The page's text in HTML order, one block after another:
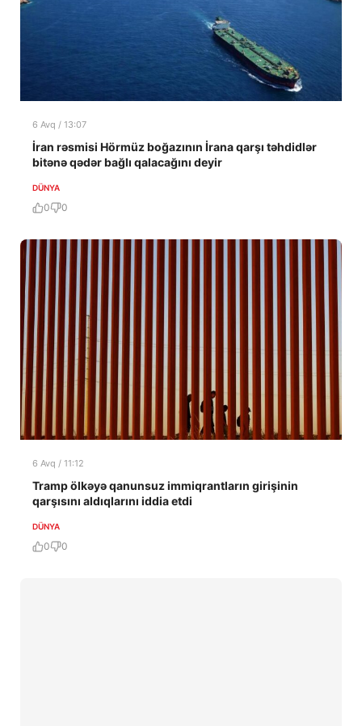
6 Avq / 13:07
İran rəsmisi Hörmüz boğazının İrana qarşı təhdidlər
bitənə qədər bağlı qalacağını deyir
DÜNYA
0 0
6 Avq / 11:12
Tramp ölkəyə qanunsuz immiqrantların girişinin
qarşısını aldıqlarını iddia etdi
DÜNYA
0 0